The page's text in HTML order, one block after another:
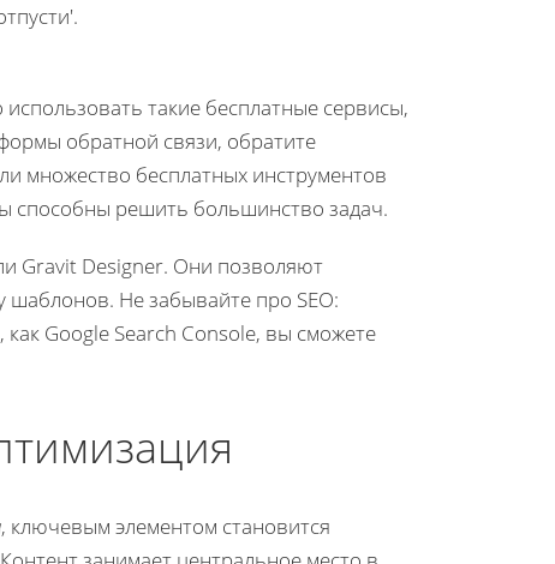
такие бесплатные сервисы,
обратной связи, обратите
множество бесплатных инструментов
способны решить большинство задач.
Gravit Designer. Они позволяют
шаблонов. Не забывайте про SEO:
Google Search Console, вы сможете
, ключевым элементом становится